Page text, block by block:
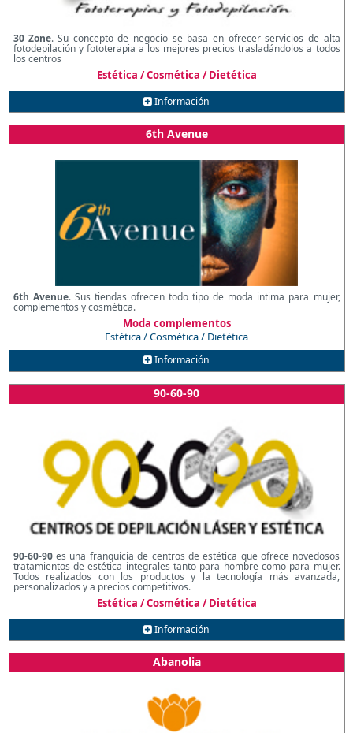
30 Zone. Su concepto de negocio se basa en ofrecer servicios de alta
fotodepilación y fototerapia a los mejores precios trasladándolos a todos
los centros
Estética / Cosmética / Dietética
Información
6th Avenue
6th Avenue. Sus tiendas ofrecen todo tipo de moda intima para mujer,
complementos y cosmética.
Moda complementos
Estética / Cosmética / Dietética
Información
90-60-90
90-60-90es una franquicia de centros de estética que ofrece novedosos
tratamientos de estética integrales tanto para hombre como para mujer.
Todos realizados con los productos y la tecnología más avanzada,
personalizados y a precios competitivos.
Estética / Cosmética / Dietética
Información
Abanolia